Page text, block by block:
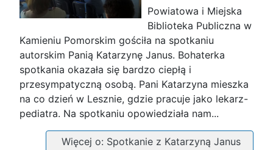
Powiatowa i Miejska
Biblioteka Publiczna w
Kamieniu Pomorskim gościła na spotkaniu
autorskim Panią Katarzynę Janus. Bohaterka
spotkania okazała się bardzo ciepłą i
przesympatyczną osobą. Pani Katarzyna mieszka
na co dzień w Lesznie, gdzie pracuje jako lekarz-
pediatra. Na spotkaniu opowiedziała nam...
Więcej o: Spotkanie z Katarzyną Janus